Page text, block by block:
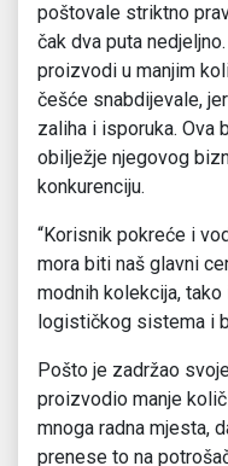
poštovale striktno
čak dva puta
proizvodi u manjim
češće snabdijevale,
zaliha i isporuka. Ova
obilježje njegovog
konkurenciju.
“Korisnik pokreće i
mora biti naš glavni
modnih kolekcija,
logističkog sistema i
Pošto je zadržao
proizvodio manje
mnoga radna mjesta,
prenese to na